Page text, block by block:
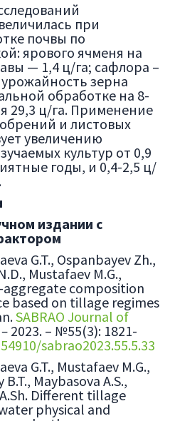
при
почвы по
ярового ячменя на
— 1,4 ц/га; сафлора –
зерна
обработке на 8-
29,3 ц/га. Применение
и листовых
увеличению
культур от 0,9
годы, и 0,4-2,5 ц/
издании с
G.T., Ospanbayev Zh.,
Mustafaev M.G.,
aggregate composition
based on tillage regimes
SABRAO Journal of
– 2023. – №55(3): 1821-
sabrao2023.55.5.33
G.T., Mustafaev M.G.,
Maybasova A.S.,
Different tillage
physical and